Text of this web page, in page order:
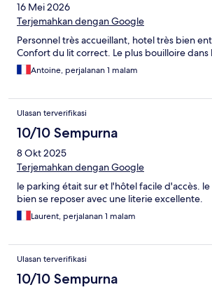
16 Mei 2026
Terjemahkan dengan Google
Personnel très accueillant, hotel très bien
Confort du lit correct. Le plus bouilloire dans
Antoine, perjalanan 1 malam
Ulasan terverifikasi
10/10 Sempurna
8 Okt 2025
Terjemahkan dengan Google
le parking était sur et l'hôtel facile d'accès. le
bien se reposer avec une literie excellente.
Laurent, perjalanan 1 malam
Ulasan terverifikasi
10/10 Sempurna